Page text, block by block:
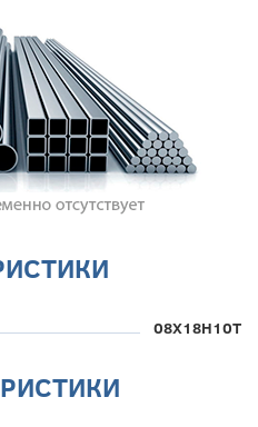
08Х18Н10Т